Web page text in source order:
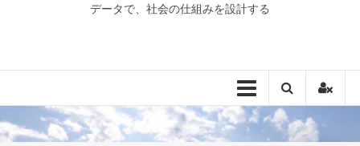
データで、社会の仕組みを設計する